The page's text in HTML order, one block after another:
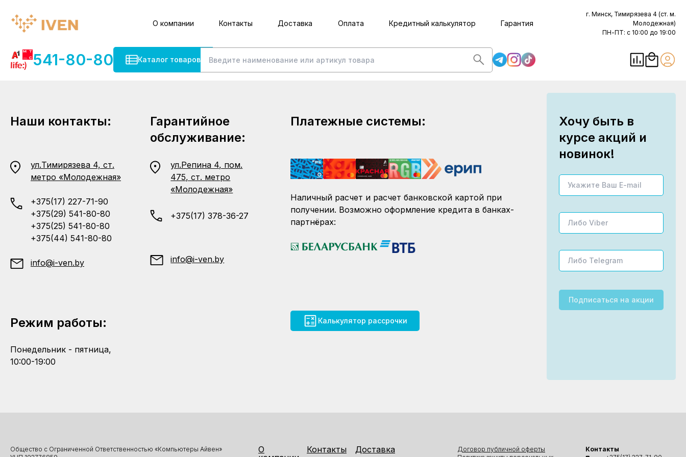
О компании Контакты Доставка Оплата Кредитный калькулятор Гарантия
г. Минск, Тимирязева 4 (ст. м.
Молодежная)
ПН-ПТ: с 10:00 до 19:00
541-80-80 Каталог товаров
Наши контакты:
ул.Тимирязева 4, ст.
метро «Молодежная»
+375(17) 227-71-90
+375(29) 541-80-80
+375(25) 541-80-80
+375(44) 541-80-80
info@i-ven.by
Гарантийное
обслуживание:
ул.Репина 4, пом.
475, ст. метро
«Молодежная»
+375(17) 378-36-27
info@i-ven.by
Платежные системы:
Наличный расчет и расчет банковской картой при
получении. Возможно оформление кредита в банках-
партнёрах:
Режим работы:
Понедельник - пятница,
10:00-19:00
Калькулятор рассрочки
Хочу быть в
курсе акций и
новинок!
Подписаться на акции
Общество с Ограниченной Ответственностью «Компьютеры Айвен»
О
Контакты Доставка
Договор публичной оферты
Контакты